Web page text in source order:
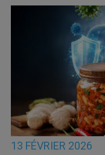
13 FÉVRIER 2026